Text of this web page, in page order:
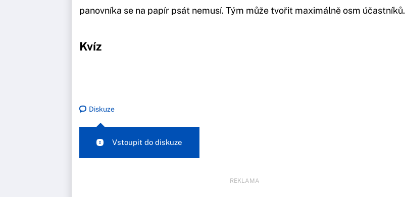
panovníka se na papír psát nemusí. Tým může tvořit maximálně osm účastníků.
Kvíz
Diskuze
Vstoupit do diskuze
REKLAMA